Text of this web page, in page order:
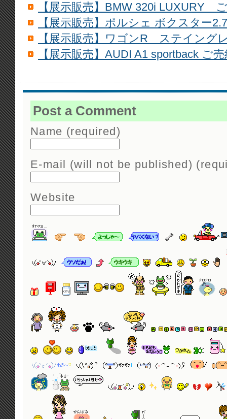
【展示販売】BMW 320i LUXURY
【展示販売】ポルシェ ボクスター
【展示販売】ワゴンR ステイング
【展示販売】AUDI A1 sportback ご
Post a Comment
Name (required)
E-mail (will not be published)
Website